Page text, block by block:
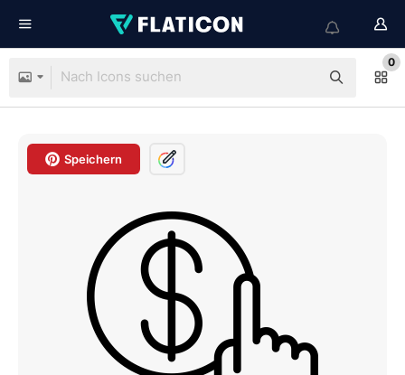
0
Speichern